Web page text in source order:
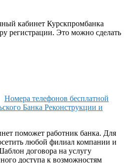
кабинет Курскпромбанка
регистрации. Это можно сделать
Номера телефонов бесплатной
Банка Реконструкции и
поможет работник банка. Для
любой филиал компании и
договора на услугу
доступа к возможностям